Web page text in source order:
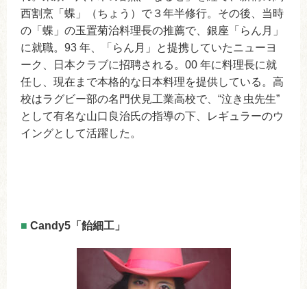
西割烹「蝶」（ちょう）で３年半修行。その後、当時
の「蝶」の玉置菊治料理長の推薦で、銀座「らん月」
に就職。93 年、「らん月」と提携していたニューヨ
ーク、日本クラブに招聘される。00 年に料理長に就
任し、現在まで本格的な日本料理を提供している。高
校はラグビー部の名門伏見工業高校で、“泣き虫先生”
として有名な山口良治氏の指導の下、レギュラーのウ
イングとして活躍した。
■ Candy5「飴細工」